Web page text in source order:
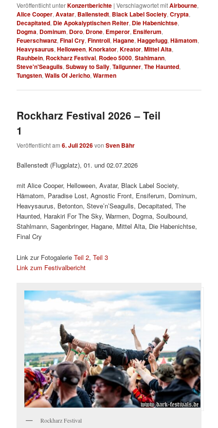
Veröffentlicht unterKonzertberichte |Verschlagwortet mitAirbourne,
Alice Cooper,Avatar, Ballenstedt, Black Label Society,Crypta,
Decapitated, Die Apokalyptischen Reiter, Die Habenichtse,
Dogma, Dominum, Doro, Drone, Emperor, Ensiferum,
Feuerschwanz,Final Cry,Finntroll,Hagane,Haggefugg,Hämatom,
Heavysaurus,Helloween,Knorkator,Kreator,Mittel Alta,
Rauhbein, Rockharz Festival, Rodeo 5000,Stahlmann,
Steve'n'Seagulls,Subway to Sally,Tailgunner,The Haunted,
Tungsten,Walls Of Jericho,Warmen
Rockharz Festival 2026 – Teil
1
Veröffentlicht am6. Juli 2026vonSven Bähr
Ballenstedt (Flugplatz), 01. und 02.07.2026
mit Alice Cooper, Helloween, Avatar, Black Label Society,
Hämatom, Paradise Lost, Agnostic Front, Ensiferum, Dominum,
Heavysaurus, Betonton, Steve’n’Seagulls, Decapitated, The
Haunted, Harakiri For The Sky, Warmen, Dogma, Soulbound,
Stahlmann, Sagenbringer, Hagane, Mittel Alta, Die Habenichtse,
Final Cry
Link zur FotogalerieTeil 2,Teil 3
Link zum Festivalbericht
Rockharz Festival